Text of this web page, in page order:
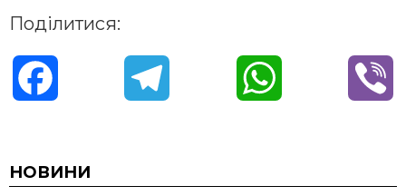
Поділитися:
c
НОВИНИ